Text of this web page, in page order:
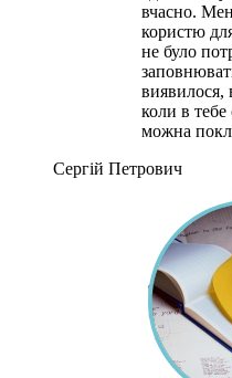
вчасно.
користю
не було
виявилося,
коли в тебе
можна
Сергій Петрович